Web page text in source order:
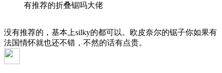
有推荐的折叠锯吗大佬
没有推荐的，基本上silky的都可以。欧皮奈尔的锯子你如果有
法国情怀就也还不错，不然的话有点贵。